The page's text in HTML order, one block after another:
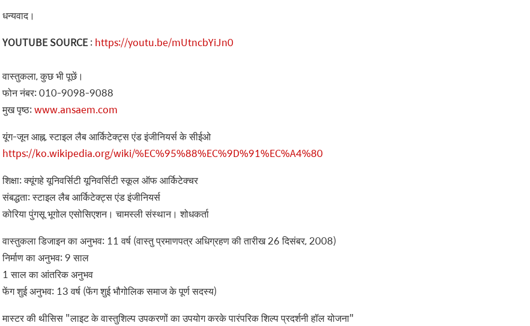
धन्यवाद।
YOUTUBE SOURCE: https://youtu.be/mUtncbYiJn0
वास्तुकला, कुछ भी पूछें।
फोन नंबर: 010-9098-9088
मुख पृष्ठ:www.ansaem.com
यूंग-जून आह्न, स्टाइल लैब आर्किटेक्ट्स एंड इंजीनियर्स के सीईओ
https://ko.wikipedia.org/wiki/%EC%95%88%EC%9D%91%EC%A4%80
शिक्षा: क्यूंगहे यूनिवर्सिटी यूनिवर्सिटी स्कूल ऑफ आर्किटेक्चर
संबद्धता: स्टाइल लैब आर्किटेक्ट्स एंड इंजीनियर्स
कोरिया पुंगसू भूगोल एसोसिएशन। चामस्ली संस्थान। शोधकर्ता
वास्तुकला डिजाइन का अनुभव: 11 वर्ष (वास्तु प्रमाणपत्र अधिग्रहण की तारीख 26 दिसंबर, 2008)
निर्माण का अनुभव: 9 साल
1 साल का आंतरिक अनुभव
फेंग शुई अनुभव: 13 वर्ष (फेंग शुई भौगोलिक समाज के पूर्ण सदस्य)
मास्टर की थीसिस "लाइट के वास्तुशिल्प उपकरणों का उपयोग करके पारंपरिक शिल्प प्रदर्शनी हॉल योजना"